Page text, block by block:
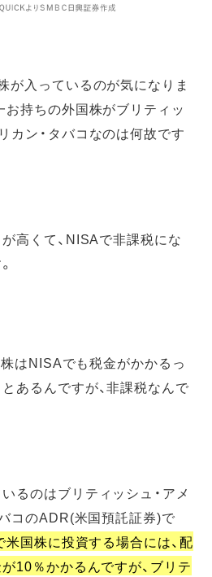
が入っているのが気になりま
持ちの外国株がブリティッ
カン・タバコなのは何故です
高くて、NISAで非課税にな
はNISAでも税金がかかるっ
あるんですが、非課税なんで
るのはブリティッシュ・アメ
コのADR(米国預託証券)で
米国株に投資する場合には、配
10％かかるんですが、ブリテ